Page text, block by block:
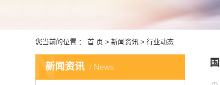
中东非
您当前的位置 ： 首 页 > 新闻资讯 > 行业动态
新闻资讯 News
N